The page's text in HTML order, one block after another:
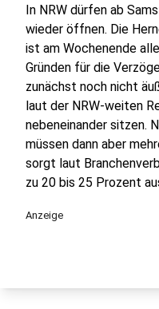
In NRW dürfen ab
wieder öffnen. Die
ist am Wochenende
Gründen für die
zunächst noch nicht
laut der NRW-weiten
nebeneinander sitzen.
müssen dann aber
sorgt laut
zu 20 bis 25 Prozent
Anzeige